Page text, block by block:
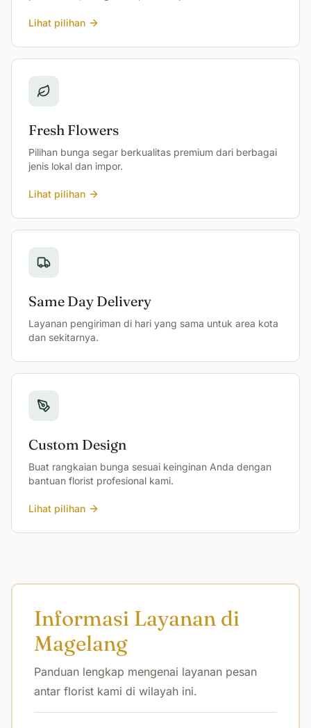
Lihat pilihan
Fresh Flowers
Pilihan bunga segar berkualitas premium dari berbagai
jenis lokal dan impor.
Lihat pilihan
Same Day Delivery
Layanan pengiriman di hari yang sama untuk area kota
dan sekitarnya.
Custom Design
Buat rangkaian bunga sesuai keinginan Anda dengan
bantuan florist profesional kami.
Lihat pilihan
Informasi Layanan di
Magelang
Panduan lengkap mengenai layanan pesan
antar florist kami di wilayah ini.